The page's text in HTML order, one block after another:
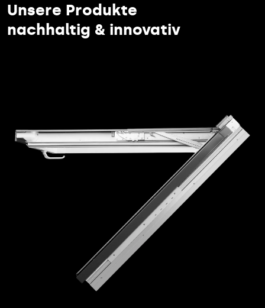
Unsere Produkte
nachhaltig & innovativ